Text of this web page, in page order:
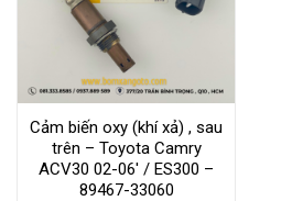
Cảm biến oxy (khí xả) , sau
trên – Toyota Camry
ACV30 02-06′ / ES300 –
89467-33060